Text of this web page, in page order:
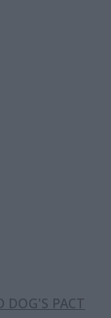
DOG'S PACT